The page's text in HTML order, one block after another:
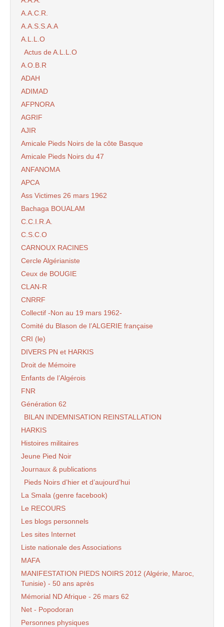
A.A.C.R.
A.A.S.S.A.A
A.L.L.O
Actus de A.L.L.O
A.O.B.R
ADAH
ADIMAD
AFPNORA
AGRIF
AJIR
Amicale Pieds Noirs de la côte Basque
Amicale Pieds Noirs du 47
ANFANOMA
APCA
Ass Victimes 26 mars 1962
Bachaga BOUALAM
C.C.I.R.A.
C.S.C.O
CARNOUX RACINES
Cercle Algérianiste
Ceux de BOUGIE
CLAN-R
CNRRF
Collectif -Non au 19 mars 1962-
Comité du Blason de l’ALGERIE française
CRI (le)
DIVERS PN et HARKIS
Droit de Mémoire
Enfants de l’Algérois
FNR
Génération 62
BILAN INDEMNISATION REINSTALLATION
HARKIS
Histoires militaires
Jeune Pied Noir
Journaux & publications
Pieds Noirs d’hier et d’aujourd’hui
La Smala (genre facebook)
Le RECOURS
Les blogs personnels
Les sites Internet
Liste nationale des Associations
MAFA
MANIFESTATION PIEDS NOIRS 2012 (Algérie, Maroc,
Tunisie) - 50 ans après
Mémorial ND Afrique - 26 mars 62
Net - Popodoran
Personnes physiques